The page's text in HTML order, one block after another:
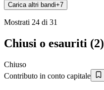
Carica altri bandi+7
Mostrati 24 di 31
Chiusi o esauriti (2)
Chiuso
Contributo in conto capitale